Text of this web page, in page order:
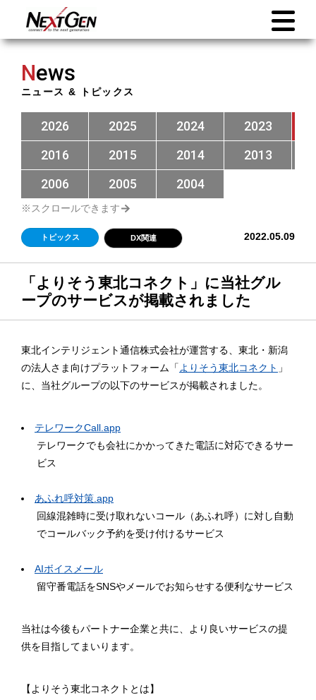
News
ニュース & トピックス
2026 2025 2024 2023
2016
2015 2014 2013
2006
2005 2004
トピックス DX関連 2022.05.09
「よりそう東北コネクト」に当社グル
ープのサービスが掲載されました
東北インテリジェント通信株式会社が運営する、東北・新潟
の法人さま向けプラットフォーム「 よりそう東北コネクト 」
に、当社グループの以下のサービスが掲載されました。
テレワークCall.app
テレワークでも会社にかかってきた電話に対応できるサー
ビス
あふれ呼対策.app
回線混雑時に受け取れないコール（あふれ呼）に対し自動
でコールバック予約を受け付けるサービス
AIボイスメール
留守番電話をSNSやメールでお知らせする便利なサービス
当社は今後もパートナー企業と共に、より良いサービスの提
供を目指してまいります。
【よりそう東北コネクトとは】